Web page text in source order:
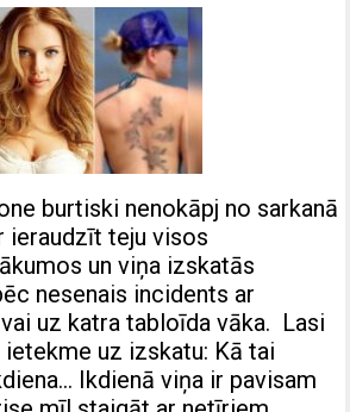
burtiski nenokāpj no sarkanā
ieraudzīt teju visos
un viņa izskatās
nesenais incidents ar
uz katra tabloīda vāka. Lasi
uz izskatu: Kā tai
Ikdienā viņa ir pavisam